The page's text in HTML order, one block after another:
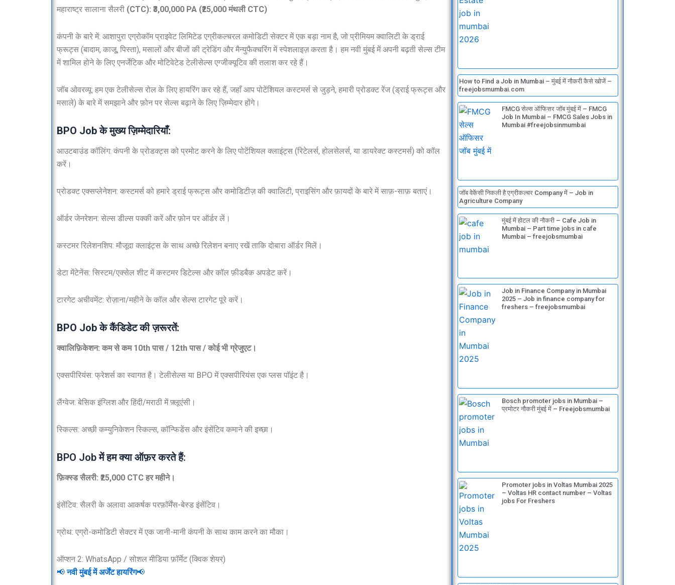
महाराष्ट्र सालाना सैलरी (CTC): ₹3,00,000 PA (₹25,000 मंथली CTC)
कंपनी के बारे में: आशापुरा एग्रोकॉम प्राइवेट लिमिटेड एग्रीकल्चरल कमोडिटी सेक्टर में एक बड़ा नाम है, जो प्रीमियम क्वालिटी के ड्राई
फ्रूट्स (बादाम, काजू, पिस्ता), मसालों और बीजों की ट्रेडिंग और मैन्युफैक्चरिंग में स्पेशलाइज़ करता है। हम नवी मुंबई में अपनी बढ़ती सेल्स टीम
में शामिल होने के लिए एनर्जेटिक और मोटिवेटेड टेलीसेल्स एग्जीक्यूटिव की तलाश कर रहे हैं।
जॉब ओवरव्यू: हम एक टेलीसेल्स रोल के लिए हायरिंग कर रहे हैं, जहाँ आप पोटेंशियल कस्टमर्स से जुड़ने, हमारी प्रोडक्ट रेंज (ड्राई फ्रूट्स और
मसाले) के बारे में समझाने और फ़ोन पर सेल्स बढ़ाने के लिए ज़िम्मेदार होंगे।
BPO Job के मुख्य ज़िम्मेदारियाँ:
आउटबाउंड कॉलिंग: कंपनी के प्रोडक्ट्स को प्रमोट करने के लिए पोटेंशियल क्लाइंट्स (रिटेलर्स, होलसेलर्स, या डायरेक्ट कस्टमर्स) को कॉल
करें।
प्रोडक्ट एक्सप्लेनेशन: कस्टमर्स को हमारे ड्राई फ्रूट्स और कमोडिटीज़ की क्वालिटी, प्राइसिंग और फ़ायदों के बारे में साफ़-साफ़ बताएं।
ऑर्डर जेनरेशन: सेल्स डील्स पक्की करें और फ़ोन पर ऑर्डर लें।
कस्टमर रिलेशनशिप: मौजूदा क्लाइंट्स के साथ अच्छे रिलेशन बनाए रखें ताकि दोबारा ऑर्डर मिलें।
डेटा मेंटेनेंस: सिस्टम/एक्सेल शीट में कस्टमर डिटेल्स और कॉल फ़ीडबैक अपडेट करें।
टारगेट अचीवमेंट: रोज़ाना/महीने के कॉल और सेल्स टारगेट पूरे करें।
BPO Job के कैंडिडेट की ज़रूरतें:
क्वालिफ़िकेशन: कम से कम 10th पास / 12th पास / कोई भी ग्रेजुएट।
एक्सपीरियंस: फ्रेशर्स का स्वागत है। टेलीसेल्स या BPO में एक्सपीरियंस एक प्लस पॉइंट है।
लैंग्वेज: बेसिक इंग्लिश और हिंदी/मराठी में फ़्लूएंसी।
स्किल्स: अच्छी कम्युनिकेशन स्किल्स, कॉन्फिडेंस और इंसेंटिव कमाने की इच्छा।
BPO Job में हम क्या ऑफ़र करते हैं:
फ़िक्स्ड सैलरी: ₹25,000 CTC हर महीने।
इंसेंटिव: सैलरी के अलावा आकर्षक परफ़ॉर्मेंस-बेस्ड इंसेंटिव।
ग्रोथ: एग्रो-कमोडिटी सेक्टर में एक जानी-मानी कंपनी के साथ काम करने का मौका।
ऑप्शन 2: WhatsApp / सोशल मीडिया फ़ॉर्मेट (क्विक शेयर)
📢नवी मुंबई में अर्जेंट हायरिंग📢
How to Find a Job in Mumbai – मुंबई में नौकरी कैसे खोजें –
freejobsmumbai.com
FMCG सेल्स ऑफिसर जॉब मुंबई में – FMCG
Job In Mumbai – FMCG Sales Jobs in
Mumbai #freejobsinmumbai
जॉब वेकेंसी निकली है एग्रीकल्चर Company में – Job in
Agriculture Company
मुंबई में होटल की नौकरी – Cafe Job in
Mumbai – Part time jobs in cafe
Mumbai – freejobsmumbai
Job in Finance Company in Mumbai
2025 – Job in finance company for
freshers – freejobsmumbai
Bosch promoter jobs in Mumbai –
प्रमोटर नौकरी मुंबई में – Freejobsmumbai
Promoter jobs in Voltas Mumbai 2025
– Voltas HR contact number – Voltas
jobs For Freshers